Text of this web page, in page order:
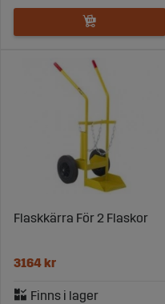
Flaskkärra För 2 Flaskor
3164 kr